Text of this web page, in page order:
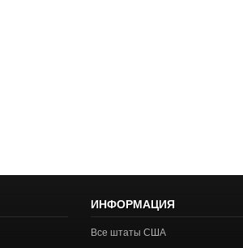
ИНФОРМАЦИЯ
Все штаты США